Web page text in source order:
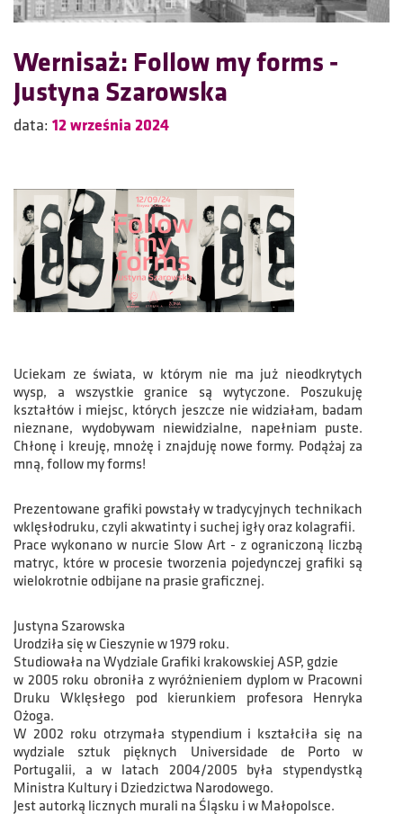
Wernisaż: Follow my forms -
Justyna Szarowska
data: 12 września 2024
Uciekam ze świata, w którym nie ma już nieodkrytych
wysp, a wszystkie granice są wytyczone. Poszukuję
kształtów i miejsc, których jeszcze nie widziałam, badam
nieznane, wydobywam niewidzialne, napełniam puste.
Chłonę i kreuję, mnożę i znajduję nowe formy. Podążaj za
mną, follow my forms!
Prezentowane grafiki powstały w tradycyjnych technikach
wklęsłodruku, czyli akwatinty i suchej igły oraz kolagrafii.
Prace wykonano w nurcie Slow Art - z ograniczoną liczbą
matryc, które w procesie tworzenia pojedynczej grafiki są
wielokrotnie odbijane na prasie graficznej.
Justyna Szarowska
Urodziła się w Cieszynie w 1979 roku.
Studiowała na Wydziale Grafiki krakowskiej ASP, gdzie
w 2005 roku obroniła z wyróżnieniem dyplom w Pracowni
Druku Wklęsłego pod kierunkiem profesora Henryka
Ożoga.
W 2002 roku otrzymała stypendium i kształciła się na
wydziale sztuk pięknych Universidade de Porto w
Portugalii, a w latach 2004/2005 była stypendystką
Ministra Kultury i Dziedzictwa Narodowego.
Jest autorką licznych murali na Śląsku i w Małopolsce.